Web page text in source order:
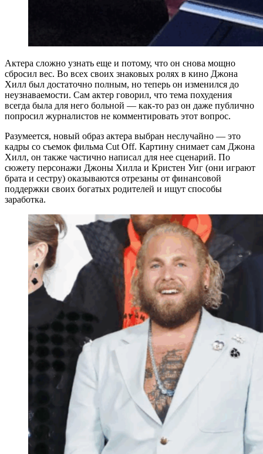
Актера сложно узнать еще и потому, что он снова мощно
сбросил вес. Во всех своих знаковых ролях в кино Джона
Хилл был достаточно полным, но теперь он изменился до
неузнаваемости. Сам актер говорил, что тема похудения
всегда была для него больной — как-то раз он даже публично
попросил журналистов не комментировать этот вопрос.
Разумеется, новый образ актера выбран неслучайно — это
кадры со съемок фильма Cut Off. Картину снимает сам Джона
Хилл, он также частично написал для нее сценарий. По
сюжету персонажи Джоны Хилла и Кристен Уиг (они играют
брата и сестру) оказываются отрезаны от финансовой
поддержки своих богатых родителей и ищут способы
заработка.